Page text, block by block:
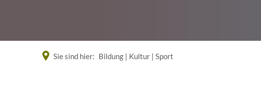
Sie sind hier: Bildung | Kultur | Sport